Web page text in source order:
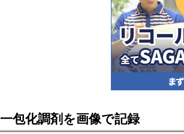
一包化調剤を画像で記録